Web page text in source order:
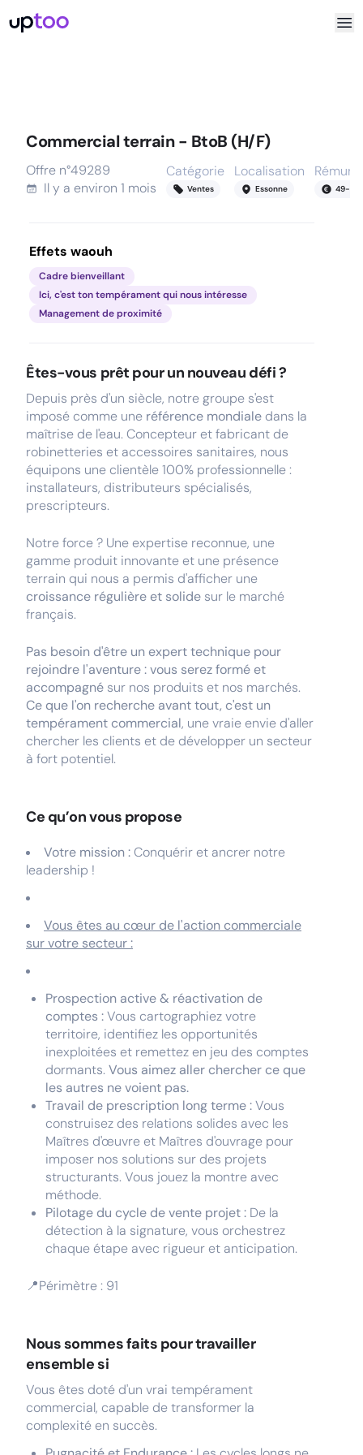
Commercial terrain - BtoB (H/F)
Offre n°49289
Il y a environ 1 mois
Catégorie
Ventes
Localisation
Essonne 49-
Effets waouh
Cadre bienveillant
Ici, c'est ton tempérament qui nous intéresse
Management de proximité
Êtes-vous prêt pour un nouveau défi ?
Depuis près d'un siècle, notre groupe s'est
imposé comme une référence mondiale dans la
maîtrise de l'eau. Concepteur et fabricant de
robinetteries et accessoires sanitaires, nous
équipons une clientèle 100% professionnelle :
installateurs, distributeurs spécialisés,
prescripteurs.
Notre force ? Une expertise reconnue, une
gamme produit innovante et une présence
terrain qui nous a permis d'afficher une
croissance régulière et solide sur le marché
français.
Pas besoin d'être un expert technique pour
rejoindre l'aventure : vous serez formé et
accompagné sur nos produits et nos marchés.
Ce que l'on recherche avant tout, c'est un
tempérament commercial, une vraie envie d'aller
chercher les clients et de développer un secteur
à fort potentiel.
Ce qu’on vous propose
Votre mission :Conquérir et ancrer notre
leadership !
Vous êtes au cœur de l'action commerciale
sur votre secteur :
Prospection active & réactivation de
comptes :Vous cartographiez votre
territoire, identifiez les opportunités
inexploitées et remettez en jeu des comptes
dormants.Vous aimez aller chercher ce que
les autres ne voient pas.
Travail de prescription long terme :Vous
construisez des relations solides avec les
Maîtres d'œuvre et Maîtres d'ouvrage pour
imposer nos solutions sur des projets
structurants. Vous jouez la montre avec
méthode.
Pilotage du cycle de vente projet : De la
détection à la signature, vous orchestrez
chaque étape avec rigueur et anticipation.
📍Périmètre : 91
Nous sommes faits pour travailler
ensemble si
Vous êtes doté d'un vrai tempérament
commercial, capable de transformer la
complexité en succès.